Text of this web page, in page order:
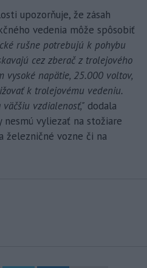
upozorňuje, že zásah
vedenia môže spôsobiť
rušne potrebujú k pohybu
cez zberač z trolejového
vysoké napätie, 25.000 voltov,
k trolejovému vedeniu.
vzdialenosť," dodala
nesmú vyliezať na stožiare
železničné vozne či na